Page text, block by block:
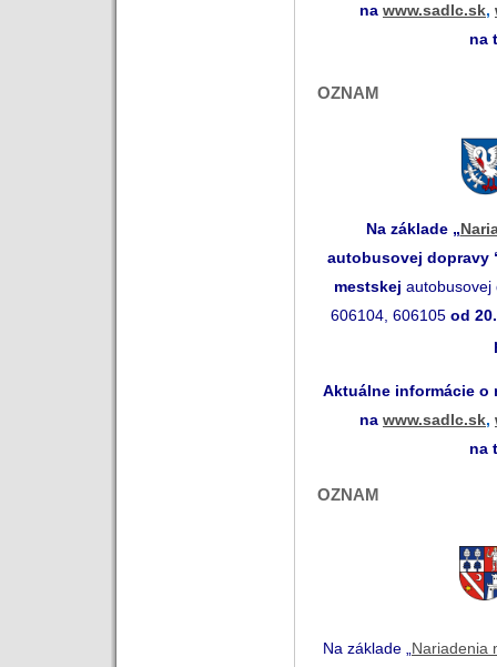
na www.sadlc.sk,
na
OZNAM
Na základe „
autobusovej dopravy
mestskej autobusovej
606104, 606105 od
Aktuálne informácie o
na www.sadlc.sk,
na
OZNAM
Na základe „ Nariadenia